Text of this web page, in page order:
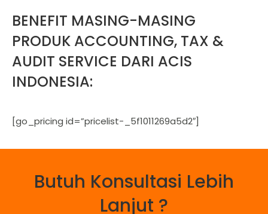
BENEFIT MASING-MASING
PRODUK ACCOUNTING, TAX &
AUDIT SERVICE DARI ACIS
INDONESIA:
[go_pricing id=”pricelist-_5f1011269a5d2″]
Butuh Konsultasi Lebih
Lanjut ?